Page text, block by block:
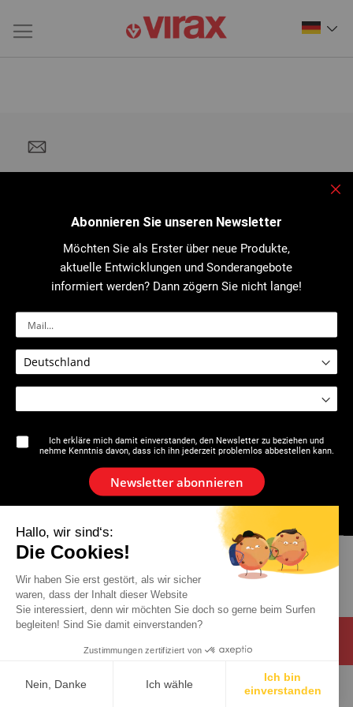
Die Marke
Aktuelles
Newsletter
Kontakt
© 2026 Virax . Alle Rechte vorbehalten . Impressum
Abonnieren Sie unseren Newsletter
Möchten Sie als Erster über neue Produkte,
aktuelle Entwicklungen und Sonderangebote
informiert werden? Dann zögern Sie nicht lange!
Ich erkläre mich damit einverstanden, den Newsletter zu beziehen und
nehme Kenntnis davon, dass ich ihn jederzeit problemlos abbestellen kann.
Newsletter abonnieren
Hallo, wir sind‘s:
Die Cookies!
Wir haben Sie erst gestört, als wir sicher
waren, dass der Inhalt dieser Website
Sie interessiert, denn wir möchten Sie doch so gerne beim Surfen
begleiten! Sind Sie damit einverstanden?
Zustimmungen zertifiziert von
Nein, Danke Ich wähle
Ich bin
einverstanden